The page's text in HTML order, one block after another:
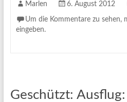
Marlen 6. August 2012
Um die Kommentare zu sehen,
eingeben.
Geschützt: